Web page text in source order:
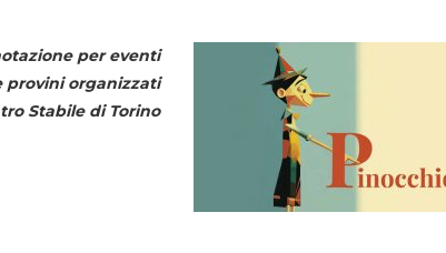
per eventi
provini organizzati
Stabile di Torino